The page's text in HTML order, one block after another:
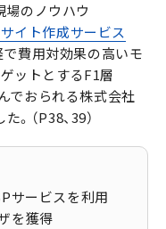
場のノウハウ
イト作成サービス
で費用対効果の高いモ
ットとするF1層
でおられる株式会社
（P38、39）
サービスを利用
を獲得